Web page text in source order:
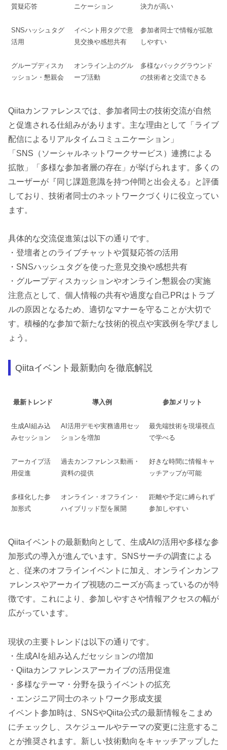
質疑応答 ニケーション 決力が高い
SNSハッシュタグ
活用
イベント用タグで意
見交換や感想共有
参加者同士で情報が拡散
しやすい
グループディスカ
ッション・懇親会
オンライン上のグル
ープ活動
多様なバックグラウンド
の技術者と交流できる
Qiitaカンファレンスでは、参加者同士の技術交流が自然
と促進される仕組みがあります。主な理由として「ライブ
配信によるリアルタイムコミュニケーション」
「SNS（ソーシャルネットワークサービス）連携による
拡散」「多様な参加者層の存在」が挙げられます。多くの
ユーザーが『同じ課題意識を持つ仲間と出会える』と評価
しており、技術者同士のネットワークづくりに役立ってい
ます。
具体的な交流促進策は以下の通りです。
・登壇者とのライブチャットや質疑応答の活用
・SNSハッシュタグを使った意見交換や感想共有
・グループディスカッションやオンライン懇親会の実施
注意点として、個人情報の共有や過度な自己PRはトラブ
ルの原因となるため、適切なマナーを守ることが大切で
す。積極的な参加で新たな技術的視点や実践例を学びまし
ょう。
Qiitaイベント最新動向を徹底解説
最新トレンド 導入例 参加メリット
生成AI組み込
みセッション
AI活用デモや実務適用セッ
ションを増加
最先端技術を現場視点
で学べる
アーカイブ活
用促進
過去カンファレンス動画・
資料の提供
好きな時間に情報キャ
ッチアップが可能
多様化した参
加形式
オンライン・オフライン・
ハイブリッド型を展開
距離や予定に縛られず
参加しやすい
Qiitaイベントの最新動向として、生成AIの活用や多様な参
加形式の導入が進んでいます。SNSサーチの調査による
と、従来のオフラインイベントに加え、オンラインカンフ
ァレンスやアーカイブ視聴のニーズが高まっているのが特
徴です。これにより、参加しやすさや情報アクセスの幅が
広がっています。
現状の主要トレンドは以下の通りです。
・生成AIを組み込んだセッションの増加
・Qiitaカンファレンスアーカイブの活用促進
・多様なテーマ・分野を扱うイベントの拡充
・エンジニア同士のネットワーク形成支援
イベント参加時は、SNSやQiita公式の最新情報をこまめ
にチェックし、スケジュールやテーマの変更に注意するこ
とが推奨されます。新しい技術動向をキャッチアップした